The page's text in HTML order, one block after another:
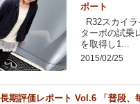
ポート
R32スカイ
ターボの試乗
を取得し1...
2015/02/25
期評価レポート Vol.6 「普段、